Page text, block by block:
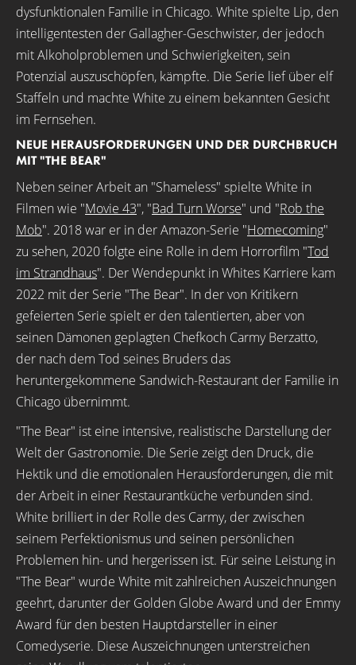
dysfunktionalen Familie in Chicago. White spielte Lip, den
intelligentesten der Gallagher-Geschwister, der jedoch
mit Alkoholproblemen und Schwierigkeiten, sein
Potenzial auszuschöpfen, kämpfte. Die Serie lief über elf
Staffeln und machte White zu einem bekannten Gesicht
im Fernsehen.
NEUE HERAUSFORDERUNGEN UND DER DURCHBRUCH
MIT "THE BEAR"
Neben seiner Arbeit an "Shameless" spielte White in
Filmen wie "Movie 43", "Bad Turn Worse" und "Rob the
Mob". 2018 war er in der Amazon-Serie "Homecoming"
zu sehen, 2020 folgte eine Rolle in dem Horrorfilm "Tod
im Strandhaus". Der Wendepunkt in Whites Karriere kam
2022 mit der Serie "The Bear". In der von Kritikern
gefeierten Serie spielt er den talentierten, aber von
seinen Dämonen geplagten Chefkoch Carmy Berzatto,
der nach dem Tod seines Bruders das
heruntergekommene Sandwich-Restaurant der Familie in
Chicago übernimmt.
"The Bear" ist eine intensive, realistische Darstellung der
Welt der Gastronomie. Die Serie zeigt den Druck, die
Hektik und die emotionalen Herausforderungen, die mit
der Arbeit in einer Restaurantküche verbunden sind.
White brilliert in der Rolle des Carmy, der zwischen
seinem Perfektionismus und seinen persönlichen
Problemen hin- und hergerissen ist. Für seine Leistung in
"The Bear" wurde White mit zahlreichen Auszeichnungen
geehrt, darunter der Golden Globe Award und der Emmy
Award für den besten Hauptdarsteller in einer
Comedyserie. Diese Auszeichnungen unterstreichen